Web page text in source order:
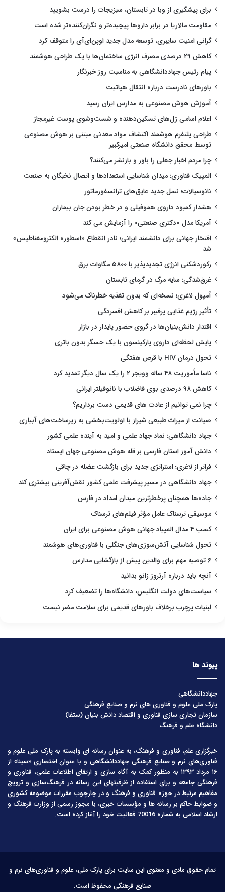
برای پیشگیری از وبا در تابستان، سبزیجات را درست بشویید
مقاومت مالاریا در برابر داروها پیچیده‌تر و نگران‌کننده‌تر شده است
گرانی امنیت سایبری، توسعه مدل جدید اوپن‌ای‌آی را متوقف کرد
کاهش ۲۹ درصدی مصرف انرژی ساختمان‌ها با یک طراحی هوشمند
پیام رئیس جهاددانشگاهی به مناسبت روز خبرنگار
باورهای نادرست درباره انتقال هپاتیت
آموزش هوش مصنوعی به مدارس ایران رسید
اعلام اسامی ژل‌های تسکین‌دهنده و شست‌وشوی پوست غیرمجاز
طراحی پلتفرم هوشمند اکتشاف مواد معدنی مبتنی بر هوش مصنوعی
توسط محقق دانشگاه صنعتی امیرکبیر
چرا مردم اخبار جعلی را باور و بازنشر می‌کنند؟
المپیک فناوری؛ میدان شناسایی استعدادها و اتصال نخبگان به صنعت
نانوسیالات؛ نسل جدید عایق‌های ترانسفورماتور
هشدار کمبود داروی هموفیلی و در خطر بودن جان بیماران
آمریکا مدل «دکتری صنعتی» را آزمایش می کند
افتخار جهانی برای دانشمند ایرانی؛ نادر انقطاع «اسطوره الکترومغناطیس»
شد
رکوردشکنی انرژی تجدیدپذیر با ۵۸۰۰ مگاوات برق
غرق‌شدگی؛ سایه مرگ در گرمای تابستان
آمپول لاغری؛ نسخه‌ای که بدون تغذیه خطرناک می‌شود
تأثیر رژیم غذایی پرفیبر بر کاهش افسردگی
اقتدار دانش‌بنیان‌ها در گروی حضور پایدار در بازار
پایش لحظه‌ای داروی پارکینسون با یک حسگر بدون باتری
تحول درمان HIV با قرص هفتگی
ناسا مأموریت ۴۸ ساله وویجر ۲ را یک سال دیگر تمدید کرد
کاهش ۹۸ درصدی بوی فاضلاب با نانوفیلتر ایرانی
چرا نمی توانیم از عادت های قدیمی دست برداریم؟
صیانت از میراث طبیعی شیراز با اولویت‌بخشی به زیرساخت‌های آبیاری
جهاد دانشگاهی؛ نماد جهاد علمی و امید به آینده علمی کشور
دانش آموز استان فارسی بر قله هوش مصنوعی جهان ایستاد
فراتر از لاغری؛ استراتژی جدید برای بازگشت عضله در چاقی
جهاد دانشگاهی در مسیر پیشرفت علمی کشور نقش‌آفرینی بیشتری کند
جاده‌ها همچنان پرخطرترین میدان امداد در فارس
موسیقی ترسناک عامل مؤثر فیلم‌های ترسناک
کسب ۴ مدال المپیاد جهانی هوش مصنوعی برای ایران
تحول شناسایی آتش‌سوزی‌های جنگلی با فناوری‌های هوشمند
۶ توصیه مهم برای والدین پیش از بازگشایی مدارس
آنچه باید درباره آرتروز زانو بدانید
سیاست‌های دولت انگلیس، دانشگاه‌ها را تضعیف کرد
لبنیات پرچرب برخلاف باورهای قدیمی برای سلامت مضر نیست
پیوند ها
جهاددانشگاهی
پارک ملی علوم و فناوری های نرم و صنایع فرهنگی
سازمان تجاری سازی فناوری و اقتصاد دانش بنیان (ستفا)
دانشگاه علم و فرهنگ
خبرگزاری علم، فناوری و فرهنگ، به عنوان رسانه ای وابسته به پارک ملی علوم و
فناوری‌های نرم و صنایع فرهنگیِ جهاددانشگاهی و با عنوان اختصاری «سینا» از
۱۶ مرداد ۱۳۹۳ به منظور کمک به آگاه سازی و ارتقای اطلاعات علمی، فناوری و
فرهنگی جامعه و برای استفاده از ظرفیتهای این رسانه در فرهنگ‌سازی و ترویج
مفاهیم مرتبط در حوزه فناوری و فرهنگ و در چارچوب مقررات موضوعه کشوری
و ضوابط حاکم بر رسانه ها و مؤسسات خبری، با مجوز رسمی از وزارت فرهنگ و
ارشاد اسلامی به شماره 70016 فعالیت خود را آغاز کرده است.
تمام حقوق مادی و معنوی این سایت برای پارک ملی، علوم و فناوری‌های نرم و
صنایع فرهنگی محفوظ است.